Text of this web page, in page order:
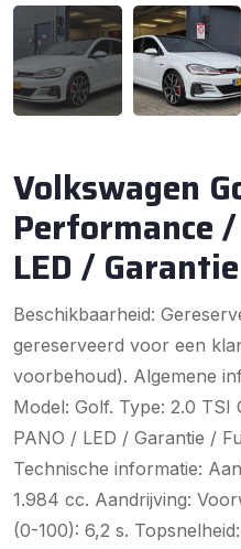
Volkswagen
Performance /
LED /
Beschikbaarheid:
gereserveerd voor een
voorbehoud). Algemene
Model: Golf. Type: 2.0
PANO / LED / Garantie /
Technische informatie:
1.984 cc. Aandrijving:
(0-100): 6,2 s.